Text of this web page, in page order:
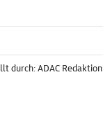
durch: ADAC Redaktion